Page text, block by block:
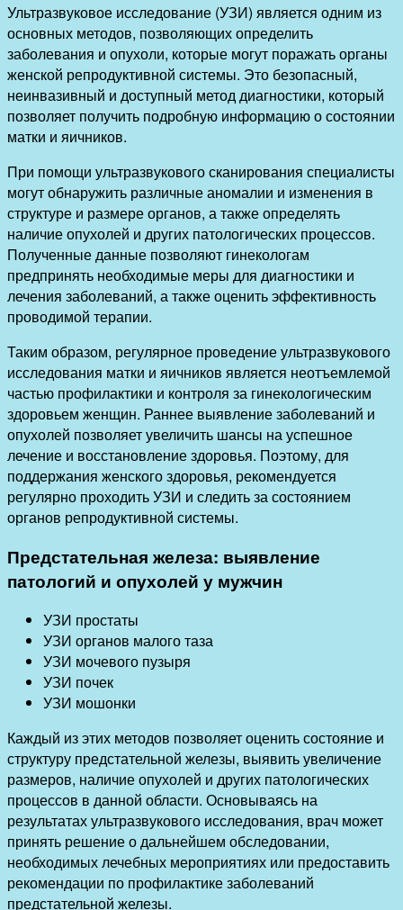
Ультразвуковое исследование (УЗИ) является одним из
основных методов, позволяющих определить
заболевания и опухоли, которые могут поражать органы
женской репродуктивной системы. Это безопасный,
неинвазивный и доступный метод диагностики, который
позволяет получить подробную информацию о состоянии
матки и яичников.
При помощи ультразвукового сканирования специалисты
могут обнаружить различные аномалии и изменения в
структуре и размере органов, а также определять
наличие опухолей и других патологических процессов.
Полученные данные позволяют гинекологам
предпринять необходимые меры для диагностики и
лечения заболеваний, а также оценить эффективность
проводимой терапии.
Таким образом, регулярное проведение ультразвукового
исследования матки и яичников является неотъемлемой
частью профилактики и контроля за гинекологическим
здоровьем женщин. Раннее выявление заболеваний и
опухолей позволяет увеличить шансы на успешное
лечение и восстановление здоровья. Поэтому, для
поддержания женского здоровья, рекомендуется
регулярно проходить УЗИ и следить за состоянием
органов репродуктивной системы.
Предстательная железа: выявление
патологий и опухолей у мужчин
УЗИ простаты
УЗИ органов малого таза
УЗИ мочевого пузыря
УЗИ почек
УЗИ мошонки
Каждый из этих методов позволяет оценить состояние и
структуру предстательной железы, выявить увеличение
размеров, наличие опухолей и других патологических
процессов в данной области. Основываясь на
результатах ультразвукового исследования, врач может
принять решение о дальнейшем обследовании,
необходимых лечебных мероприятиях или предоставить
рекомендации по профилактике заболеваний
предстательной железы.